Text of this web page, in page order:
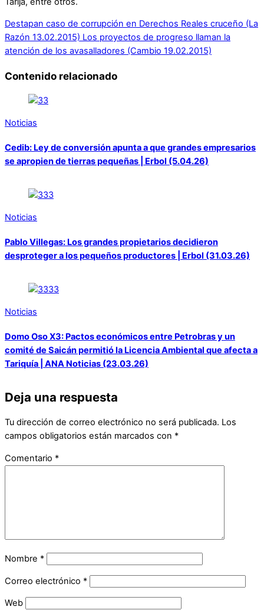
Destapan caso de corrupción en Derechos Reales cruceño (La
Razón 13.02.2015) Los proyectos de progreso llaman la
atención de los avasalladores (Cambio 19.02.2015)
Contenido relacionado
Noticias
Cedib: Ley de conversión apunta a que grandes empresarios
se apropien de tierras pequeñas | Erbol (5.04.26)
Noticias
Pablo Villegas: Los grandes propietarios decidieron
desproteger a los pequeños productores | Erbol (31.03.26)
Noticias
Domo Oso X3: Pactos económicos entre Petrobras y un
comité de Saicán permitió la Licencia Ambiental que afecta a
Tariquía | ANA Noticias (23.03.26)
Deja una respuesta
Tu dirección de correo electrónico no será publicada. Los
campos obligatorios están marcados con *
Comentario *
Nombre *
Correo electrónico *
Web